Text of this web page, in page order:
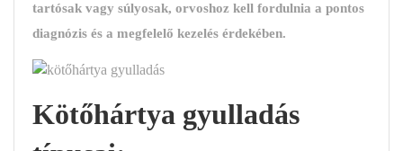
tartósak vagy súlyosak, orvoshoz kell fordulnia a pontos
diagnózis és a megfelelő kezelés érdekében.
Kötőhártya gyulladás